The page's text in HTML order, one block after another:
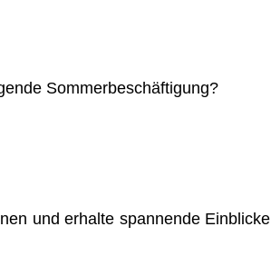
Sommerbeschäftigung?
und erhalte spannende Einblicke